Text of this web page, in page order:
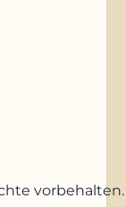
vorbehalten.